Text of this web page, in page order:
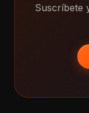
Suscríbete